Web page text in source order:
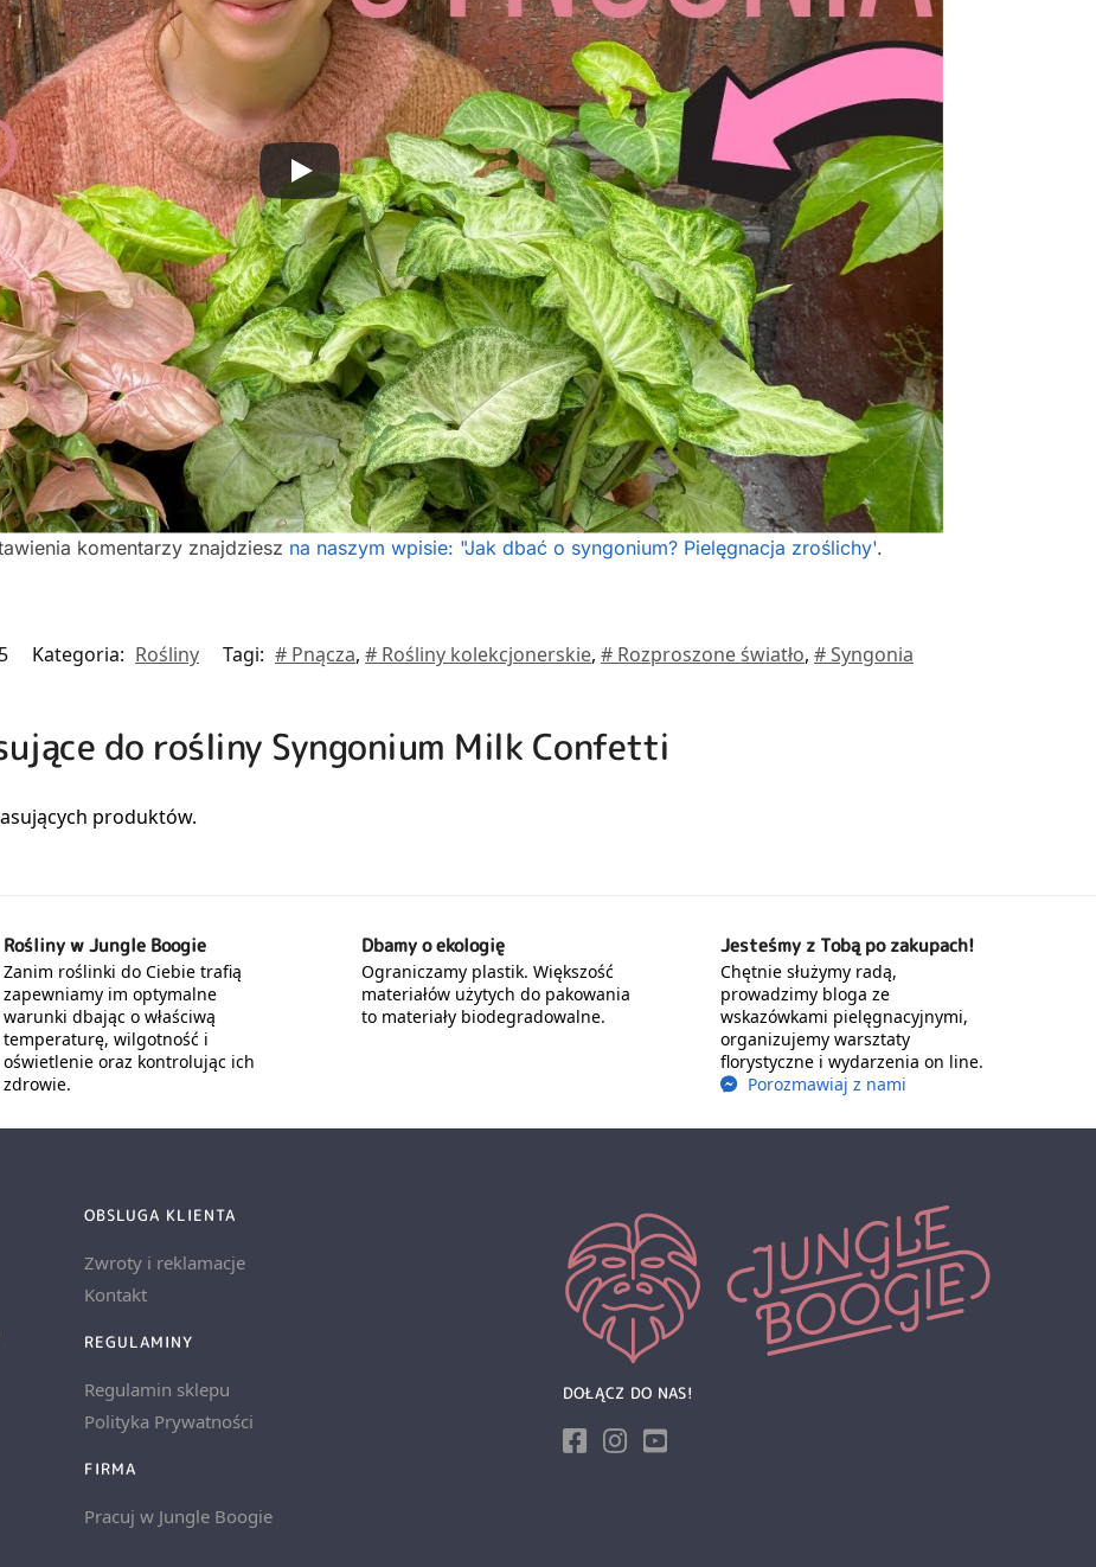
komentarzy znajdziesz na naszym wpisie: "Jak dbać o syngonium? Pielęgnacja zroślichy'.
Kategoria: Rośliny Tagi: # Pnącza, # Rośliny kolekcjonerskie, # Rozproszone światło, # Syngonia
do rośliny Syngonium Milk Confetti
Rośliny w Jungle Boogie
Zanim roślinki do Ciebie trafią
zapewniamy im optymalne
warunki dbając o właściwą
temperaturę, wilgotność i
oświetlenie oraz kontrolując ich
zdrowie.
Dbamy o ekologię
Ograniczamy plastik. Większość
materiałów użytych do pakowania
to materiały biodegradowalne.
Jesteśmy z Tobą po zakupach!
Chętnie służymy radą,
prowadzimy bloga ze
wskazówkami pielęgnacyjnymi,
organizujemy warsztaty
florystyczne i wydarzenia on line.
Porozmawiaj z nami
OBSLUGA KLIENTA
Zwroty i reklamacje
Kontakt
REGULAMINY
Regulamin sklepu
Polityka Prywatności
FIRMA
Pracuj w Jungle Boogie
DOŁĄCZ DO NAS!